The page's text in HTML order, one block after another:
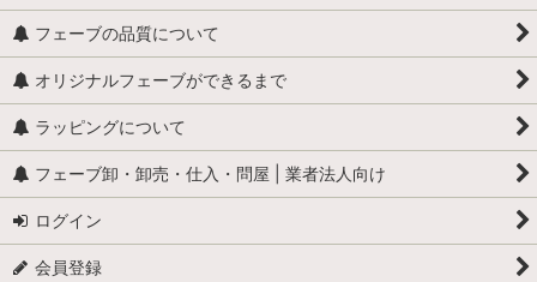
フェーブの品質について
オリジナルフェーブができるまで
ラッピングについて
フェーブ卸・卸売・仕入・問屋 | 業者法人向け
ログイン
会員登録